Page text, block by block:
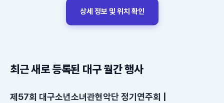
상세 정보 및 위치 확인
최근 새로 등록된 대구 월간 행사
제57회 대구소년소녀관현악단 정기연주회 |